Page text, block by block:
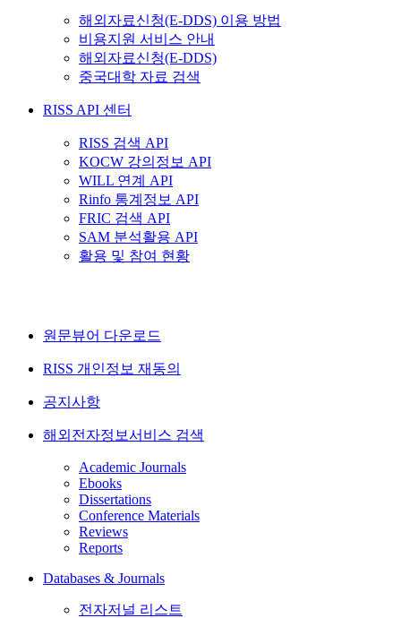
해외자료신청(E-DDS) 이용 방법
비용지원 서비스 안내
해외자료신청(E-DDS)
중국대학 자료 검색
RISS API 센터
RISS 검색 API
KOCW 강의정보 API
WILL 연계 API
Rinfo 통계정보 API
FRIC 검색 API
SAM 분석활용 API
활용 및 참여 현황
원문뷰어 다운로드
RISS 개인정보 재동의
공지사항
해외전자정보서비스 검색
Academic Journals
Ebooks
Dissertations
Conference Materials
Reviews
Reports
Databases & Journals
전자저널 리스트